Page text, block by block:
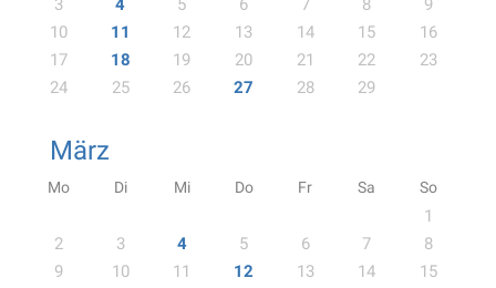
3
4 5 6 7 8
9
10
11 12 13 14 15
16
17
18 19 20 21 22
23
24
25 26 27 28 29
März
Mo Di Mi Do Fr Sa So
1
2
3 4 5 6 7
8
9
10 11 12 13 14
15